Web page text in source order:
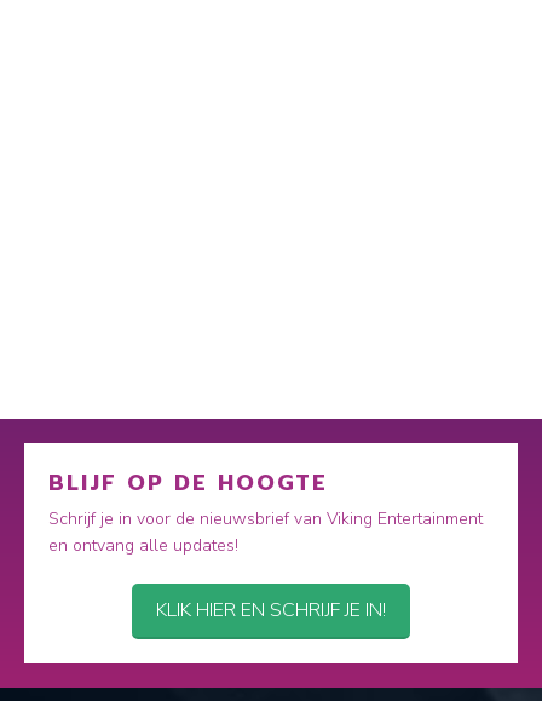
BLIJF OP DE HOOGTE
Schrijf je in voor de nieuwsbrief van Viking Entertainment
en ontvang alle updates!
KLIK HIER EN SCHRIJF JE IN!